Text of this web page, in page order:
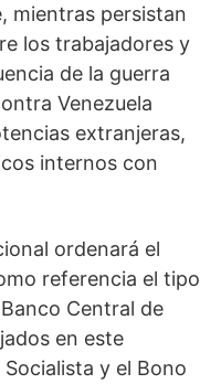
mientras persistan
los trabajadores y
de la guerra
Venezuela
extranjeras,
internos con
ordenará el
referencia el tipo
Central de
en este
y el Bono